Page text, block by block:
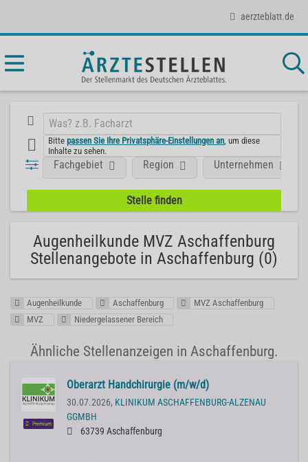
aerzteblatt.de
Bittepassen Sie Ihre Privatsphäre-Einstellungen an , um diese
Inhalte zu sehen.
Fachgebiet Region Unternehmen
Augenheilkunde MVZ Aschaffenburg
Stellenangebote in Aschaffenburg (0)
Augenheilkunde Aschaffenburg
MVZ Aschaffenburg
MVZ
Niedergelassener Bereich
Ähnliche Stellenanzeigen in Aschaffenburg.
Premium
Oberarzt Handchirurgie (m/w/d)
30.07.2026, KLINIKUM ASCHAFFENBURG-ALZENAU
GGMBH
63739 Aschaffenburg